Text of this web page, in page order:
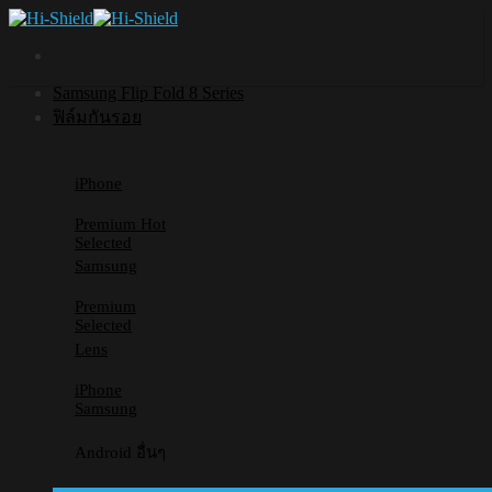
Skip
Samsung Flip Fold 8 Series
ฟิล์มกันรอย
iPhone
Premium
Selected
Samsung
Premium
Selected
Lens
iPhone
Samsung
Android อื่นๆ